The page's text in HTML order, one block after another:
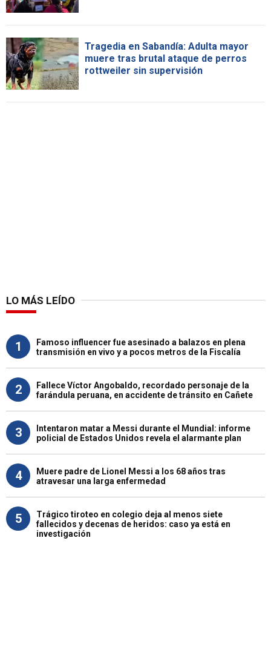
Tragedia en Sabandía: Adulta mayor
muere tras brutal ataque de perros
rottweiler sin supervisión
LO MÁS LEÍDO
1
Famoso influencer fue asesinado a balazos en plena
transmisión en vivo y a pocos metros de la Fiscalía
2
Fallece Víctor Angobaldo, recordado personaje de la
farándula peruana, en accidente de tránsito en Cañete
3
Intentaron matar a Messi durante el Mundial: informe
policial de Estados Unidos revela el alarmante plan
4
Muere padre de Lionel Messi a los 68 años tras
atravesar una larga enfermedad
5
Trágico tiroteo en colegio deja al menos siete
fallecidos y decenas de heridos: caso ya está en
investigación